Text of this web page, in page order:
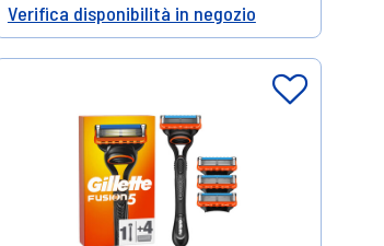
Help
Verifica disponibilità in negozio